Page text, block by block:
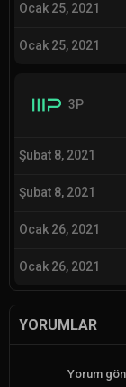
Ocak 25, 2021
Ocak 25, 2021
3P
Şubat 8, 2021
Şubat 8, 2021
Ocak 26, 2021
Ocak 26, 2021
YORUMLAR
Yorum